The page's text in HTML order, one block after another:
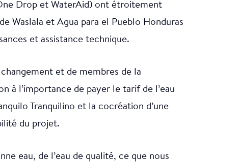
Drop et WaterAid) ont étroitement
Waslala et Agua para el Pueblo Honduras
et assistance technique.
et de membres de la
à l’importance de payer le tarif de l’eau
Tranquilino et la cocréation d’une
du projet.
eau, de l’eau de qualité, ce que nous